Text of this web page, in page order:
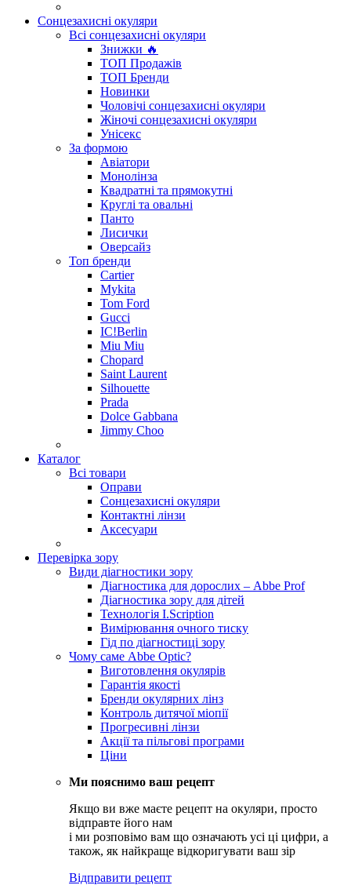
Сонцезахисні окуляри
Всі сонцезахисні окуляри
Знижки 🔥
ТОП Продажів
ТОП Бренди
Новинки
Чоловічі сонцезахисні окуляри
Жіночі сонцезахисні окуляри
Унісекс
За формою
Авіатори
Монолінза
Квадратні та прямокутні
Круглі та овальні
Панто
Лисички
Оверсайз
Топ бренди
Cartier
Mykita
Tom Ford
Gucci
IC!Berlin
Miu Miu
Chopard
Saint Laurent
Silhouette
Prada
Dolce Gabbana
Jimmy Choo
Каталог
Всі товари
Оправи
Сонцезахисні окуляри
Контактні лінзи
Аксесуари
Перевірка зору
Види діагностики зору
Діагностика для дорослих – Abbe Prof
Діагностика зору для дітей
Технологія I.Scription
Вимірювання очного тиску
Гід по діагностиці зору
Чому саме Abbe Optic?
Виготовлення окулярів
Гарантія якості
Бренди окулярних лінз
Контроль дитячої міопії
Прогресивні лінзи
Акції та пільгові програми
Ціни
Ми пояснимо ваш рецепт
Якщо ви вже маєте рецепт на окуляри, просто
відправте його нам
і ми розповімо вам що означають усі ці цифри, а
також, як найкраще відкоригувати ваш зір
Відправити рецепт